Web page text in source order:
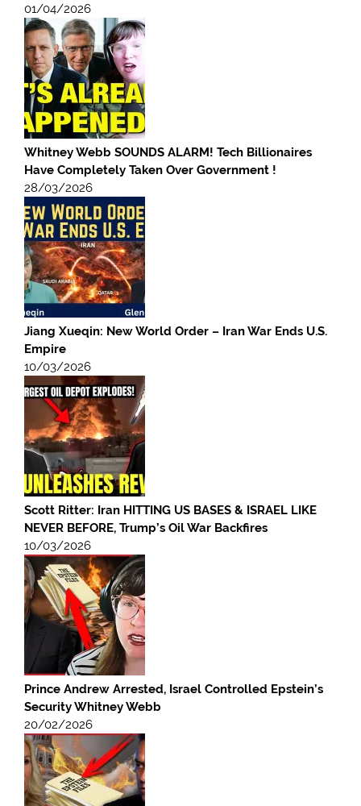
01/04/2026
Whitney Webb SOUNDS ALARM! Tech Billionaires
Have Completely Taken Over Government !
28/03/2026
Jiang Xueqin: New World Order – Iran War Ends U.S.
Empire
10/03/2026
Scott Ritter: Iran HITTING US BASES & ISRAEL LIKE
NEVER BEFORE, Trump’s Oil War Backfires
10/03/2026
Prince Andrew Arrested, Israel Controlled Epstein’s
Security Whitney Webb
20/02/2026